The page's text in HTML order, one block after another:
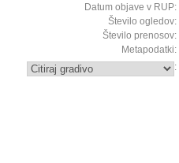
Datum objave v RUP:
Število ogledov:
Število prenosov:
Metapodatki:
: